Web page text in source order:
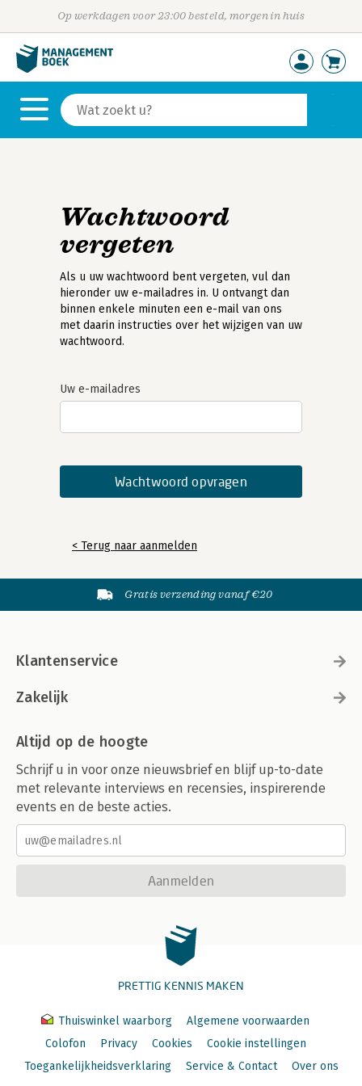
Op werkdagen voor 23:00 besteld, morgen in huis
Wachtwoord
vergeten
Als u uw wachtwoord bent vergeten, vul dan
hieronder uw e-mailadres in. U ontvangt dan
binnen enkele minuten een e-mail van ons
met daarin instructies over het wijzigen van uw
wachtwoord.
Uw e-mailadres
< Terug naar aanmelden
Gratis verzending vanaf €20
Klantenservice
Zakelijk
Altijd op de hoogte
Schrijf u in voor onze nieuwsbrief en blijf up-to-date
met relevante interviews en recensies, inspirerende
events en de beste acties.
Aanmelden
PRETTIG KENNIS MAKEN
Thuiswinkel waarborg
Algemene voorwaarden
Colofon
Privacy Cookies
Cookie instellingen
Toegankelijkheidsverklaring
Service & Contact Over ons